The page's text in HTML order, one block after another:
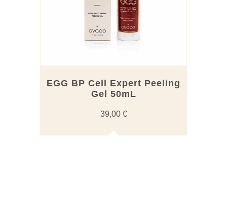
EGG BP Cell Expert Peeling
Gel 50mL
39,00 €